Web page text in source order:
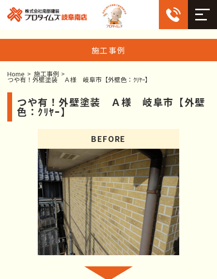
施工事例
Home > 施工事例 >
つや有！外壁塗装 Ａ様 岐阜市【外壁色：ｸﾘﾔｰ】
つや有！外壁塗装 Ａ様 岐阜市【外壁
色：ｸﾘﾔｰ】
BEFORE